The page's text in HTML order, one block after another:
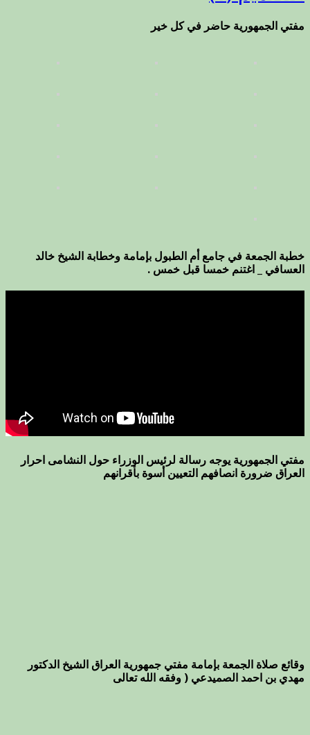
مفتي الجمهورية حاضر في كل خير
خطبة الجمعة في جامع أم الطبول بإمامة وخطابة الشيخ خالد
العسافي _ اغتنم خمسا قبل خمس .
مفتي الجمهورية يوجه رسالة لرئيس الوزراء حول النشامى احرار
العراق ضرورة انصافهم التعيين أسوة بأقرانهم
وقائع صلاة الجمعة بإمامة مفتي جمهورية العراق الشيخ الدكتور
مهدي بن احمد الصميدعي ( وفقه الله تعالى